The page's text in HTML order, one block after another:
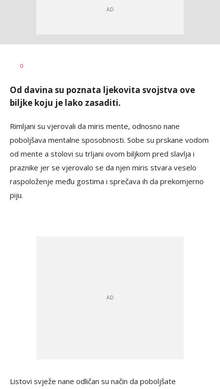
AUTOR
0
Od davina su poznata ljekovita svojstva ove
biljke koju je lako zasaditi.
Rimljani su vjerovali da miris mente, odnosno nane
poboljšava mentalne sposobnosti. Sobe su prskane vodom
od mente a stolovi su trljani ovom biljkom pred slavlja i
praznike jer se vjerovalo se da njen miris stvara veselo
raspoloženje među gostima i sprečava ih da prekomjerno
piju.
Listovi svježe nane odličan su način da poboljšate